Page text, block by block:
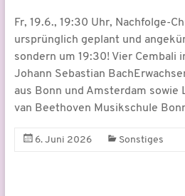
Fr, 19.6., 19:30 Uhr, Nachfolge-
ursprünglich geplant und
sondern um 19:30! Vier Cembali
Johann Sebastian
aus Bonn und Amsterdam sowie
van Beethoven Musikschule
6. Juni 2026 Sonstiges